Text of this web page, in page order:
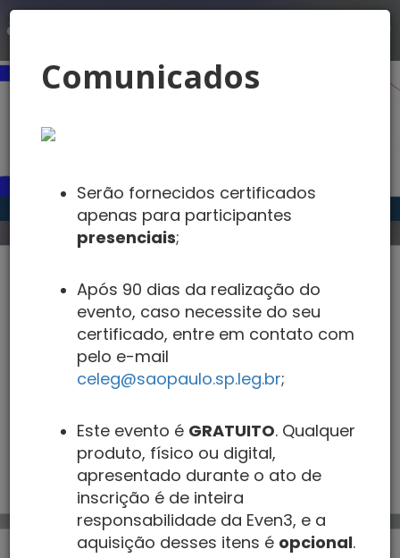
Comunicados
Serão fornecidos certificados
apenas para participantes
presenciais;
Após 90 dias da realização do
evento, caso necessite do seu
certificado, entre em contato com
pelo e-mail
celeg@saopaulo.sp.leg.br;
Este evento é GRATUITO. Qualquer
produto, físico ou digital,
apresentado durante o ato de
inscrição é de inteira
responsabilidade da Even3, e a
aquisição desses itens é opcional.
III Jornada de Direito da
Saúde
25/05/2026 - 09:30 - 16:00 GMT-3
Câmara Municipal de São Paulo - Palácio
Anchieta, Auditório Prestes Maia (1º Andar) -
REALIZAR INSCRIÇÃO